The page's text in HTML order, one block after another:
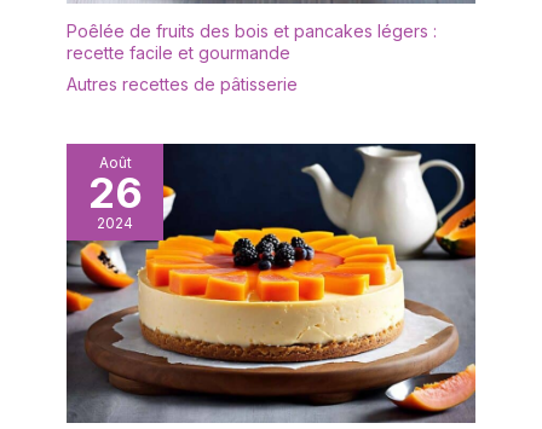
Poêlée de fruits des bois et pancakes légers :
recette facile et gourmande
Autres recettes de pâtisserie
Août
26
2024